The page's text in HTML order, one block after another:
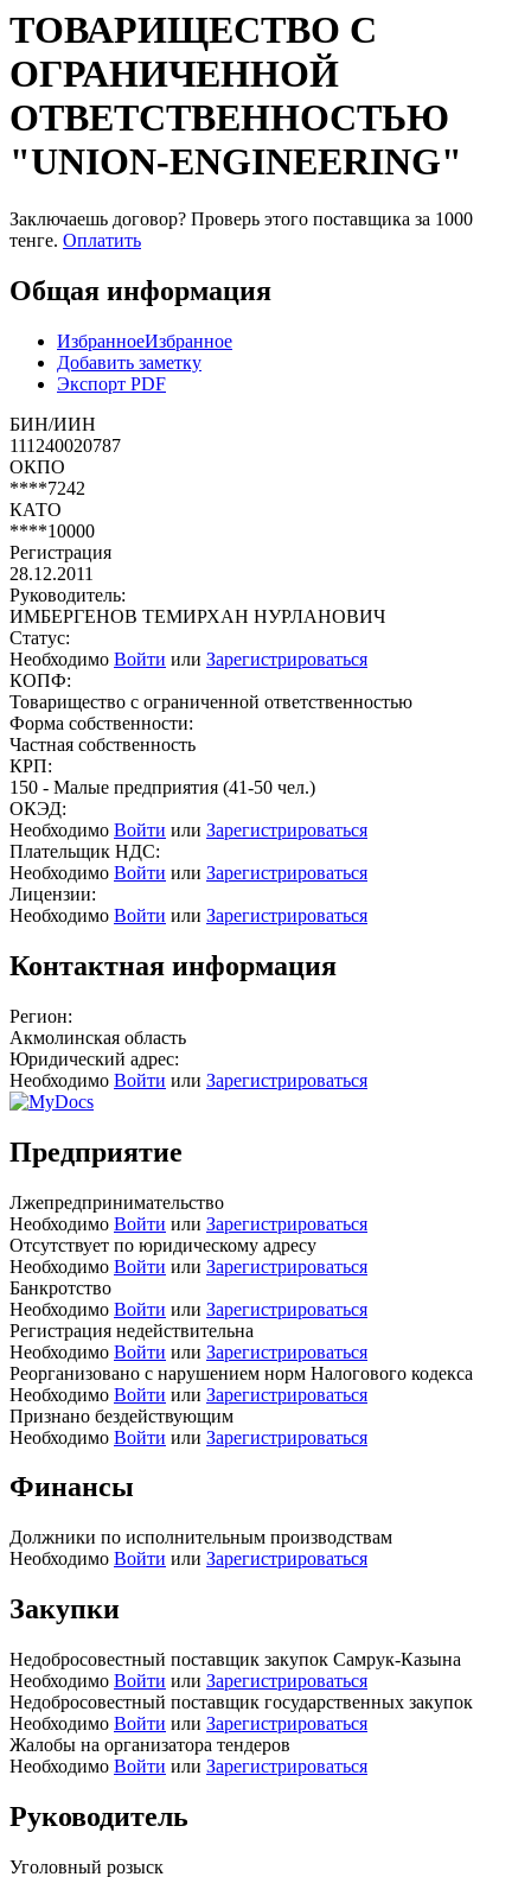
ТОВАРИЩЕСТВО С
ОГРАНИЧЕННОЙ
ОТВЕТСТВЕННОСТЬЮ
"UNION-ENGINEERING"
Заключаешь договор? Проверь этого поставщика за 1000
тенге. Оплатить
Общая информация
ИзбранноеИзбранное
Добавить заметку
Экспорт PDF
БИН/ИИН
111240020787
ОКПО
****7242
КАТО
****10000
Регистрация
28.12.2011
Руководитель:
ИМБЕРГЕНОВ ТЕМИРХАН НУРЛАНОВИЧ
Статус:
Необходимо Войти или Зарегистрироваться
КОПФ:
Товарищество с ограниченной ответственностью
Форма собственности:
Частная собственность
КРП:
150 - Малые предприятия (41-50 чел.)
ОКЭД:
Необходимо Войти или Зарегистрироваться
Плательщик НДС:
Необходимо Войти или Зарегистрироваться
Лицензии:
Необходимо Войти или Зарегистрироваться
Контактная информация
Регион:
Акмолинская область
Юридический адрес:
Необходимо Войти или Зарегистрироваться
Предприятие
Лжепредпринимательство
Необходимо Войти или Зарегистрироваться
Отсутствует по юридическому адресу
Необходимо Войти или Зарегистрироваться
Банкротство
Необходимо Войти или Зарегистрироваться
Регистрация недействительна
Необходимо Войти или Зарегистрироваться
Реорганизовано с нарушением норм Налогового кодекса
Необходимо Войти или Зарегистрироваться
Признано бездействующим
Необходимо Войти или Зарегистрироваться
Финансы
Должники по исполнительным производствам
Необходимо Войти или Зарегистрироваться
Закупки
Недобросовестный поставщик закупок Самрук-Казына
Необходимо Войти или Зарегистрироваться
Недобросовестный поставщик государственных закупок
Необходимо Войти или Зарегистрироваться
Жалобы на организатора тендеров
Необходимо Войти или Зарегистрироваться
Руководитель
Уголовный розыск